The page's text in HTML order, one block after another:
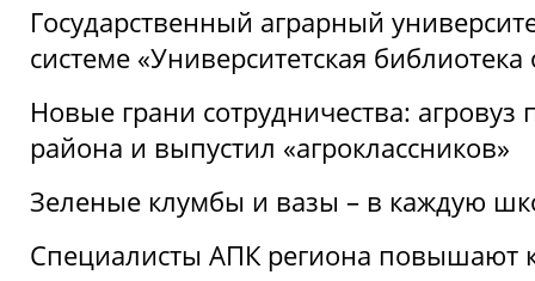
Государственный аграрный
системе «Университетская
Новые грани сотрудничества:
района и выпустил «агроклассников»
Зеленые клумбы и вазы – в каждую
Специалисты АПК региона повышают